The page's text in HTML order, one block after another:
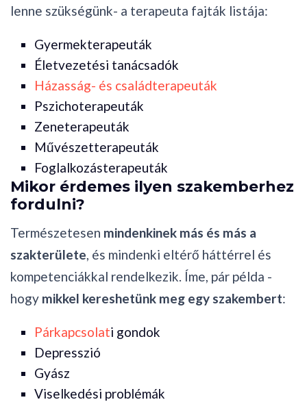
lenne szükségünk- a terapeuta fajták listája:
Gyermekterapeuták
Életvezetési tanácsadók
Házasság- és családterapeuták
Pszichoterapeuták
Zeneterapeuták
Művészetterapeuták
Foglalkozásterapeuták
Mikor érdemes ilyen szakemberhez
fordulni?
Természetesen mindenkinek más és más a
szakterülete, és mindenki eltérő háttérrel és
kompetenciákkal rendelkezik. Íme, pár példa -
hogy mikkel kereshetünk meg egy szakembert:
Párkapcsolati gondok
Depresszió
Gyász
Viselkedési problémák